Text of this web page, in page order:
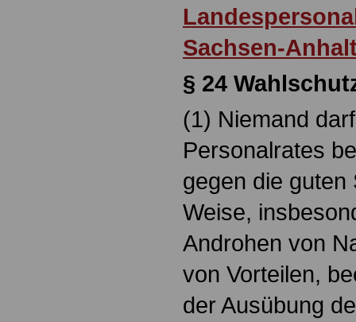
Sachsen-
§ 24
(1) Niemand
Personalrates
gegen die
Weise,
Androhen von
von Vorteilen,
der Ausübung